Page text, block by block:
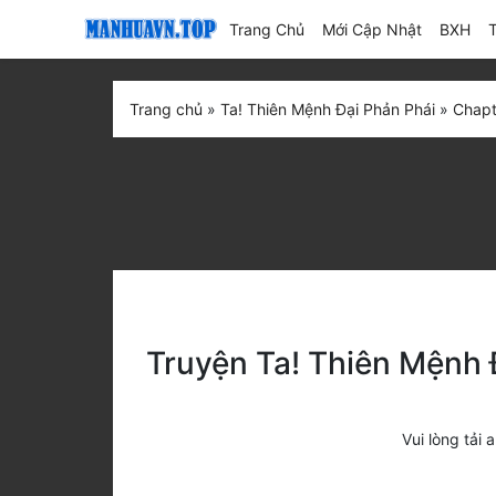
Trang Chủ Mới Cập Nhật(current)
BXH
Trang chủ » Ta! Thiên Mệnh Đại Phản Phái »
Truyện Ta! Thiên
Vui lòng tải